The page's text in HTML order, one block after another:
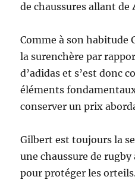
de chaussures allant de
Comme à son habitude
la surenchère par
d’adidas et s’est donc
éléments
conserver un prix
Gilbert est toujours la
une chaussure de
pour protéger les